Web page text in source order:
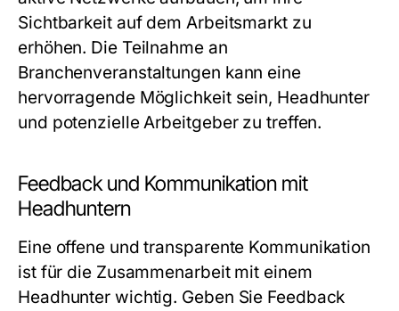
Sichtbarkeit auf dem Arbeitsmarkt zu
erhöhen. Die Teilnahme an
Branchenveranstaltungen kann eine
hervorragende Möglichkeit sein, Headhunter
und potenzielle Arbeitgeber zu treffen.
Feedback und Kommunikation mit
Headhuntern
Eine offene und transparente Kommunikation
ist für die Zusammenarbeit mit einem
Headhunter wichtig. Geben Sie Feedback